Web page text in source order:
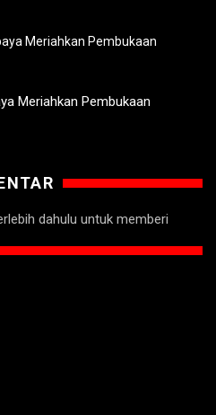
Meriahkan Pembukaan
dahulu untuk memberi